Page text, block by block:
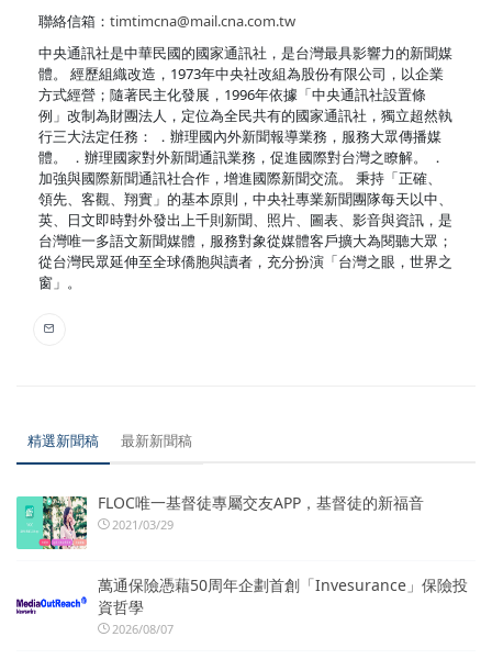
聯絡信箱： timtimcna@mail.cna.com.tw
中央通訊社是中華民國的國家通訊社，是台灣最具影響力的新聞媒
體。 經歷組織改造，1973年中央社改組為股份有限公司，以企業
方式經營；隨著民主化發展，1996年依據「中央通訊社設置條
例」改制為財團法人，定位為全民共有的國家通訊社，獨立超然執
行三大法定任務： ．辦理國內外新聞報導業務，服務大眾傳播媒
體。 ．辦理國家對外新聞通訊業務，促進國際對台灣之瞭解。 ．
加強與國際新聞通訊社合作，增進國際新聞交流。 秉持「正確、
領先、客觀、翔實」的基本原則，中央社專業新聞團隊每天以中、
英、日文即時對外發出上千則新聞、照片、圖表、影音與資訊，是
台灣唯一多語文新聞媒體，服務對象從媒體客戶擴大為閱聽大眾；
從台灣民眾延伸至全球僑胞與讀者，充分扮演「台灣之眼，世界之
窗」。
精選新聞稿 最新新聞稿
FLOC唯一基督徒專屬交友APP，基督徒的新福音
2021/03/29
萬通保險憑藉50周年企劃首創「Invesurance」保險投
資哲學
2026/08/07